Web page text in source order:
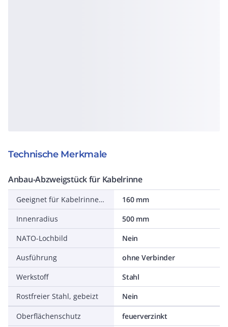
Technische Merkmale
Anbau-Abzweigstück für Kabelrinne
Geeignet für Kabelrinnenhöhe
160 mm
Innenradius
500 mm
NATO-Lochbild
Nein
Ausführung
ohne Verbinder
Werkstoff
Stahl
Rostfreier Stahl, gebeizt
Nein
Oberflächenschutz
feuerverzinkt